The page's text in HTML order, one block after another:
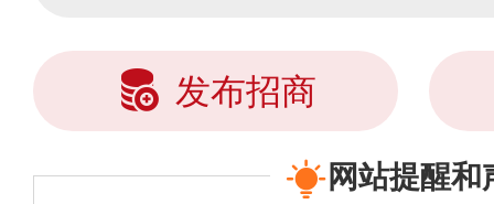
发布招商
网站提醒和